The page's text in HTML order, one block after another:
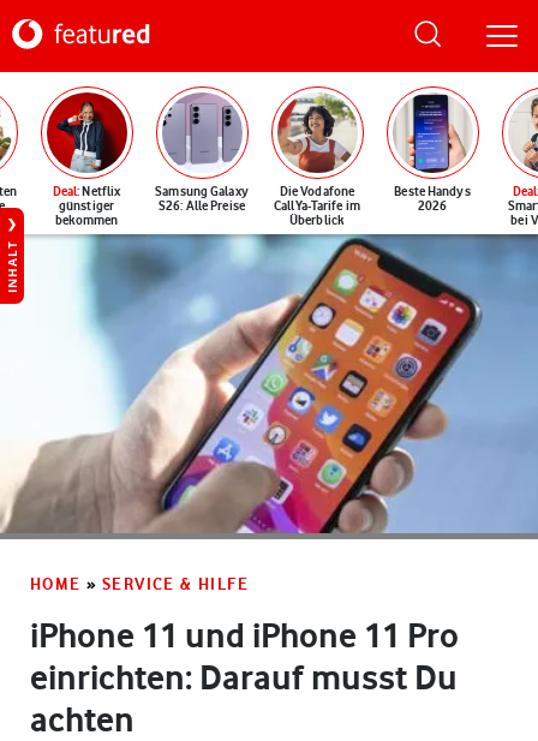
Deal: Netflix
günstiger
bekommen
Samsung Galaxy
S26: Alle Preise
Die Vodafone
CallYa-Tarife im
Überblick
Beste Handys
2026
Deal
bei
INHALT
HOME » SERVICE & HILFE
iPhone 11 und iPhone 11 Pro
einrichten: Darauf musst Du
achten